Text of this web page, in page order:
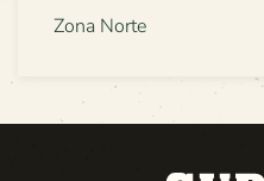
Zona Norte